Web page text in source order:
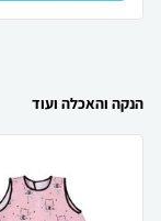
הנקה והאכלה ועוד